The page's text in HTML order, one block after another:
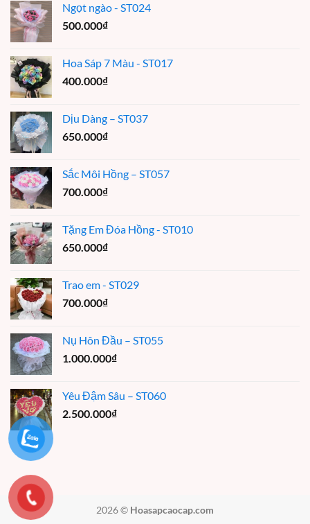
Ngọt ngào - ST024
500.000₫
Hoa Sáp 7 Màu - ST017
400.000₫
Dịu Dàng – ST037
650.000₫
Sắc Môi Hồng – ST057
700.000₫
Tặng Em Đóa Hồng - ST010
650.000₫
Trao em - ST029
700.000₫
Nụ Hôn Đầu – ST055
1.000.000₫
Yêu Đậm Sâu – ST060
2.500.000₫
2026 © Hoasapcaocap.com